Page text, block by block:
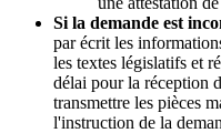
Si la demande est
par écrit les
les textes législatifs et
délai pour la réception
transmettre les pièces
l'instruction de la